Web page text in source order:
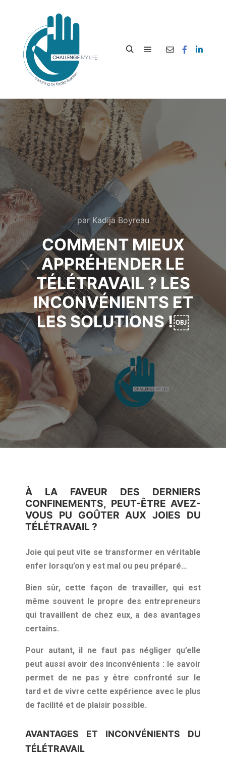
par Kadija Boyreau
COMMENT MIEUX
APPRÉHENDER LE
TÉLÉTRAVAIL ? LES
INCONVÉNIENTS ET
LES SOLUTIONS !￼
À LA FAVEUR DES DERNIERS
CONFINEMENTS, PEUT-ÊTRE AVEZ-
VOUS PU GOÛTER AUX JOIES DU
TÉLÉTRAVAIL ?
Joie qui peut vite se transformer en véritable
enfer lorsqu’on y est mal ou peu préparé…
Bien sûr, cette façon de travailler, qui est
même souvent le propre des entrepreneurs
qui travaillent de chez eux, a des avantages
certains.
Pour autant, il ne faut pas négliger qu’elle
peut aussi avoir des inconvénients : le savoir
permet de ne pas y être confronté sur le
tard et de vivre cette expérience avec le plus
de facilité et de plaisir possible.
AVANTAGES ET INCONVÉNIENTS DU
TÉLÉTRAVAIL